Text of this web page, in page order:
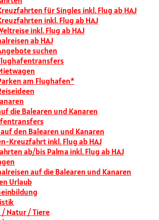
für Singles inkl. Flug ab HAJ
inkl. Flug ab HAJ
inkl. Flug ab HAJ
ab HAJ
suchen
am Flughafen*
die Balearen und Kanaren
den Balearen und Kanaren
Kreuzfahrt inkl. Flug ab HAJ
ab/bis Palma inkl. Flug ab HAJ
auf die Balearen und Kanaren
Urlaub
/ Natur / Tiere